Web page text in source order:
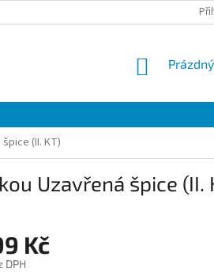
(II. KT)
Uzavřená špice (II.
Kč
DPH